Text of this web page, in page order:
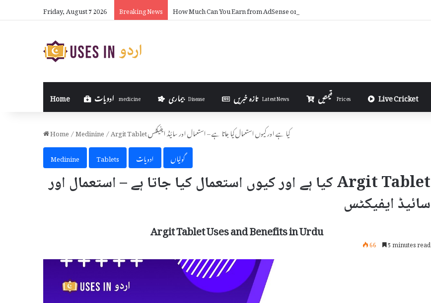
Friday, August 7 2026 Breaking News How Much Can You Earn from AdSense on Blogger in Urdu
Home medicine بیماری Disease تازہ خبریں Latest News Prices Live Cricket
Home/Medinine/
Argit Tablet کیا ہے اور کیوں استعمال کیا جاتا ہے – استعمال اور سائیڈ ایفیکٹس
Medinine
Tablets ادویات گولیاں
Argit Tablet کیا ہے اور کیوں استعمال کیا جاتا ہے – استعمال اور
سائیڈ ایفیکٹس
Argit Tablet Uses and Benefits in Urdu
66 5 minutes read